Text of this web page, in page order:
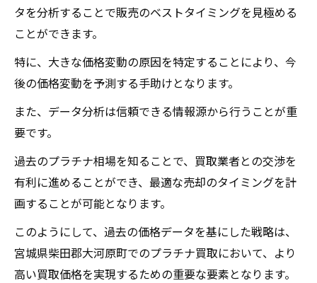
タを分析することで販売のベストタイミングを見極める
ことができます。
特に、大きな価格変動の原因を特定することにより、今
後の価格変動を予測する手助けとなります。
また、データ分析は信頼できる情報源から行うことが重
要です。
過去のプラチナ相場を知ることで、買取業者との交渉を
有利に進めることができ、最適な売却のタイミングを計
画することが可能となります。
このようにして、過去の価格データを基にした戦略は、
宮城県柴田郡大河原町でのプラチナ買取において、より
高い買取価格を実現するための重要な要素となります。